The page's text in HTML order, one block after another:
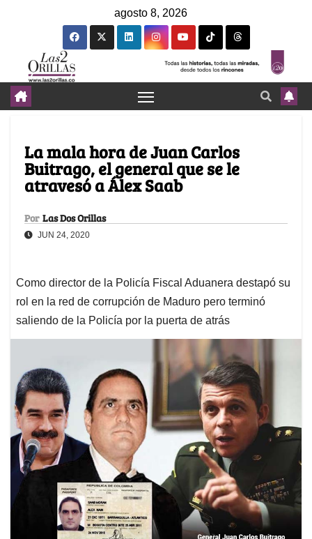
agosto 8, 2026
La mala hora de Juan Carlos
Buitrago, el general que se le
atravesó a Álex Saab
Por Las Dos Orillas
JUN 24, 2020
Como director de la Policía Fiscal Aduanera destapó su
rol en la red de corrupción de Maduro pero terminó
saliendo de la Policía por la puerta de atrás